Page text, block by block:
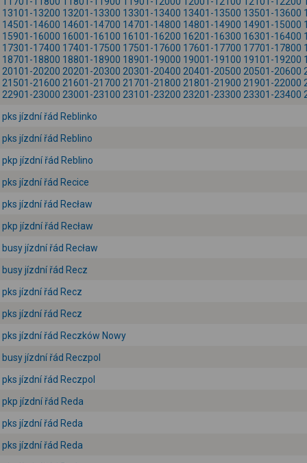
13101-13200 13201-13300 13301-13400 13401-13500 13501-13600
14501-14600 14601-14700 14701-14800 14801-14900 14901-15000
15901-16000 16001-16100 16101-16200 16201-16300 16301-16400
17301-17400 17401-17500 17501-17600 17601-17700 17701-17800
18701-18800 18801-18900 18901-19000 19001-19100 19101-19200
20101-20200 20201-20300 20301-20400 20401-20500 20501-20600
21501-21600 21601-21700 21701-21800 21801-21900 21901-22000
22901-23000 23001-23100 23101-23200 23201-23300 23301-23400
pks jízdní řád Reblinko
pks jízdní řád Reblino
pkp jízdní řád Reblino
pks jízdní řád Recice
pks jízdní řád Recław
pkp jízdní řád Recław
busy jízdní řád Recław
busy jízdní řád Recz
pks jízdní řád Recz
pks jízdní řád Recz
pks jízdní řád Reczków Nowy
busy jízdní řád Reczpol
pks jízdní řád Reczpol
pkp jízdní řád Reda
pks jízdní řád Reda
pks jízdní řád Reda